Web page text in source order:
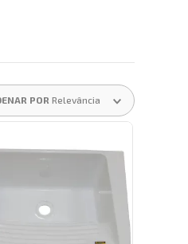
POR Relevância